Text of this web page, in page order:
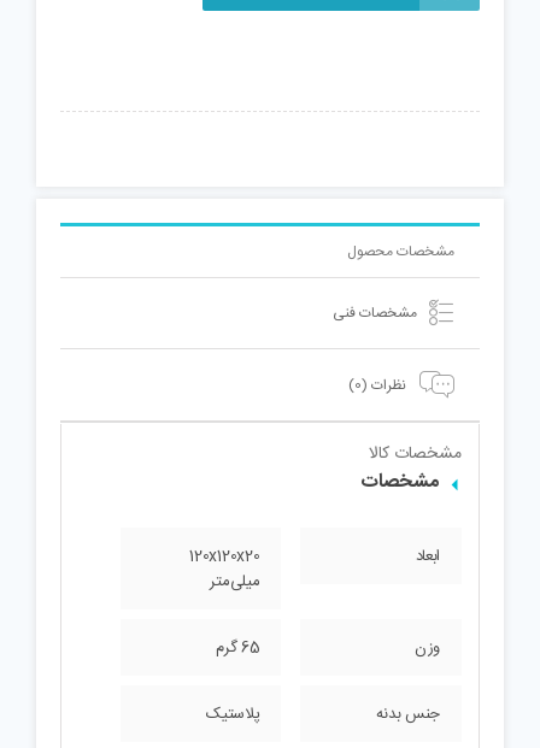
ایی
مشخصات محصول
مشخصات فنی
نظرات (0)
مشخصات کالا
مشخصات
ابعاد
120x120x20
میلی‌متر
وزن 65 گرم
جنس بدنه پلاستیک